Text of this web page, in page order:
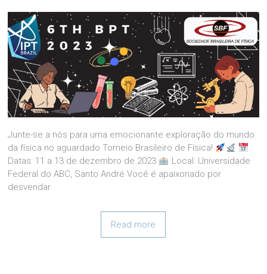
Junte-se a nós para uma emocionante exploração do mundo
da física no aguardado Torneio Brasileiro de Física!
Datas: 11 a 13 de dezembro de 2023
Local: Universidade
Federal do ABC, Santo André Você é apaixonado por
desvendar
Read more